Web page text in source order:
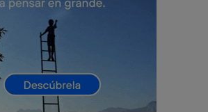
de banda ancha
se realizará en función de las
de los miembros del hogar
su consentimiento.
móviles, el marketing será más
ya que se basará únicamente en la